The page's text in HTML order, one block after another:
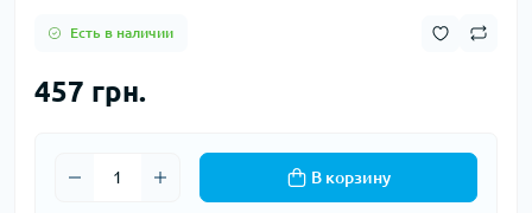
Есть в наличии
457 грн.
В корзину